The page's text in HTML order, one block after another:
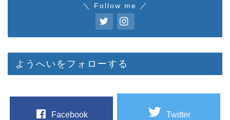
＼ Follow me ／
ようへいをフォローする
Facebook Twitter